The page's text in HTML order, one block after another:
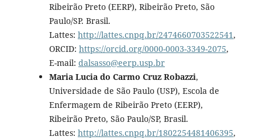
Ribeirão Preto (EERP), Ribeirão Preto, São
Paulo/SP. Brasil.
Lattes: http://lattes.cnpq.br/2474660703522541,
ORCID: https://orcid.org/0000-0003-3349-2075,
E-mail: dalsasso@eerp.usp.br
Maria Lucia do Carmo Cruz Robazzi,
Universidade de São Paulo (USP), Escola de
Enfermagem de Ribeirão Preto (EERP),
Ribeirão Preto, São Paulo/SP, Brasil.
Lattes: http://lattes.cnpq.br/1802254481406395,